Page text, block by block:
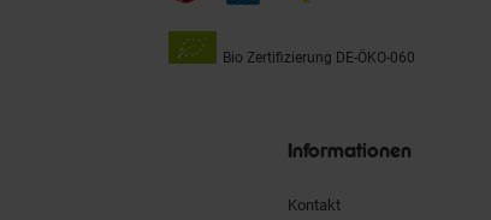
Bio Zertifizierung DE-ÖKO-060
Informationen
Kontakt